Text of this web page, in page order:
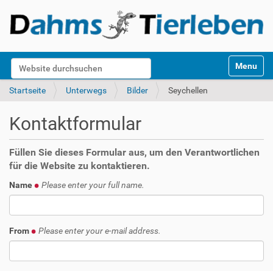
Website durchsuchen
k
Toggle
Startseite Unterwegs Bilder Seychellen
Kontaktformular
Füllen Sie dieses Formular aus, um den Verantwortlichen
für die Website zu kontaktieren.
Name Please enter your full name.
From Please enter your e-mail address.